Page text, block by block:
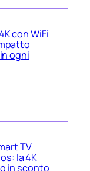
con WiFi
ogni
TV
la 4K
in sconto